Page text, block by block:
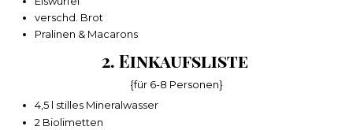
verschd. Brot
Pralinen & Macarons
2. Einkaufsliste
{für 6-8 Personen}
4,5 l stilles Mineralwasser
2 Biolimetten